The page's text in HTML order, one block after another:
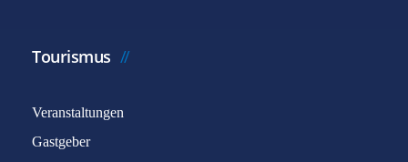
Tourismus
Veranstaltungen
Gastgeber